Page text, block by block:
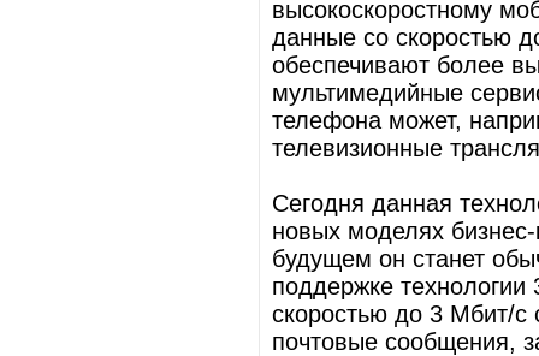
высокоскоростному
данные со скоростью
обеспечивают более
мультимедийные
телефона может,
телевизионные
Сегодня данная
новых моделях
будущем он станет
поддержке
скоростью до 3 Мбит/c
почтовые сообщения,